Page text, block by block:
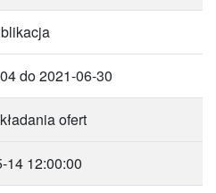
do 2021-06-30
ofert
14 12:00:00